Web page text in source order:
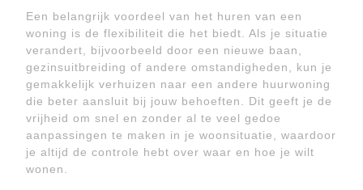
Een belangrijk voordeel van het huren van een
woning is de flexibiliteit die het biedt. Als je situatie
verandert, bijvoorbeeld door een nieuwe baan,
gezinsuitbreiding of andere omstandigheden, kun je
gemakkelijk verhuizen naar een andere huurwoning
die beter aansluit bij jouw behoeften. Dit geeft je de
vrijheid om snel en zonder al te veel gedoe
aanpassingen te maken in je woonsituatie, waardoor
je altijd de controle hebt over waar en hoe je wilt
wonen.